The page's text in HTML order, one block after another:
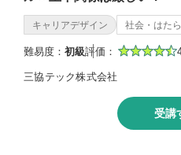
キャリアデザイン 社会・はた
難易度： 初級評価：
三協テック株式会社
受講